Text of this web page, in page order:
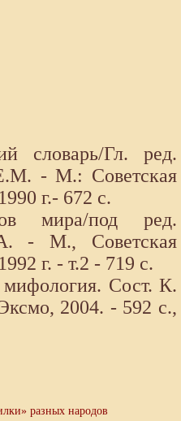
словарь/Гл. ред.
- М.: Советская
г.- 672 с.
мира/под ред.
- М., Советская
г. - т.2 - 719 с.
мифология. Сост. К.
2004. - 592 с.,
разных народов